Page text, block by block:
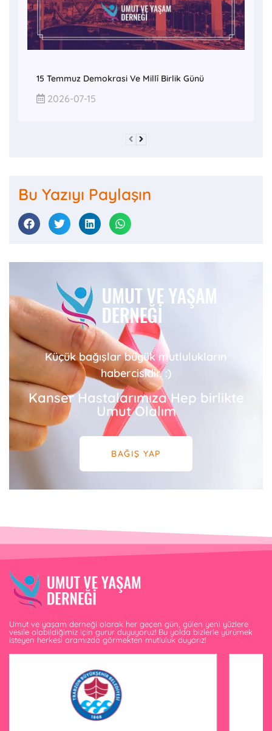
15 Temmuz Demokrasi Ve Millî Birlik Günü
2026-07-15
Bu Yazıyı Paylaşın
Küçük bağışlar büyük mutlulukların
habercisidir. :)
Kanser Hastalarımıza Hep birlikte
Umut Olalım
BAĞIŞ YAP
Umut ve yaşam derneği olarak her geçen gün, gülen yeni yüzlere
vesile olabildiğimiz için gurur duyuyoruz! Bu yolda bizlerle yürümek
isteyen herkesi aramızda görmekten mutluluk duyarız!